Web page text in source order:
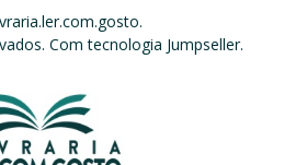
Com tecnologia Jumpseller.